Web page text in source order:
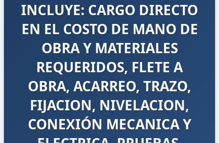
INCLUYE: CARGO DIRECTO
EN EL COSTO DE MANO DE
OBRA Y MATERIALES
REQUERIDOS, FLETE A
OBRA, ACARREO, TRAZO,
FIJACION, NIVELACION,
CONEXIÓN MECANICA Y